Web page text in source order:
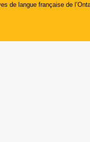
de langue française de